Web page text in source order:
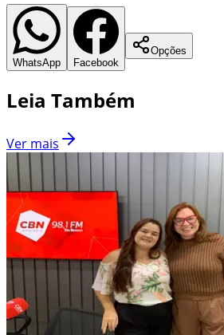
WhatsApp Facebook
Opções
Leia Também
Ver mais